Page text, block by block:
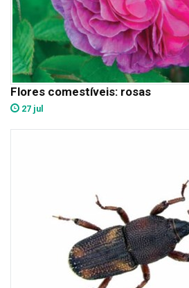
Flores comestíveis: rosas
27 jul